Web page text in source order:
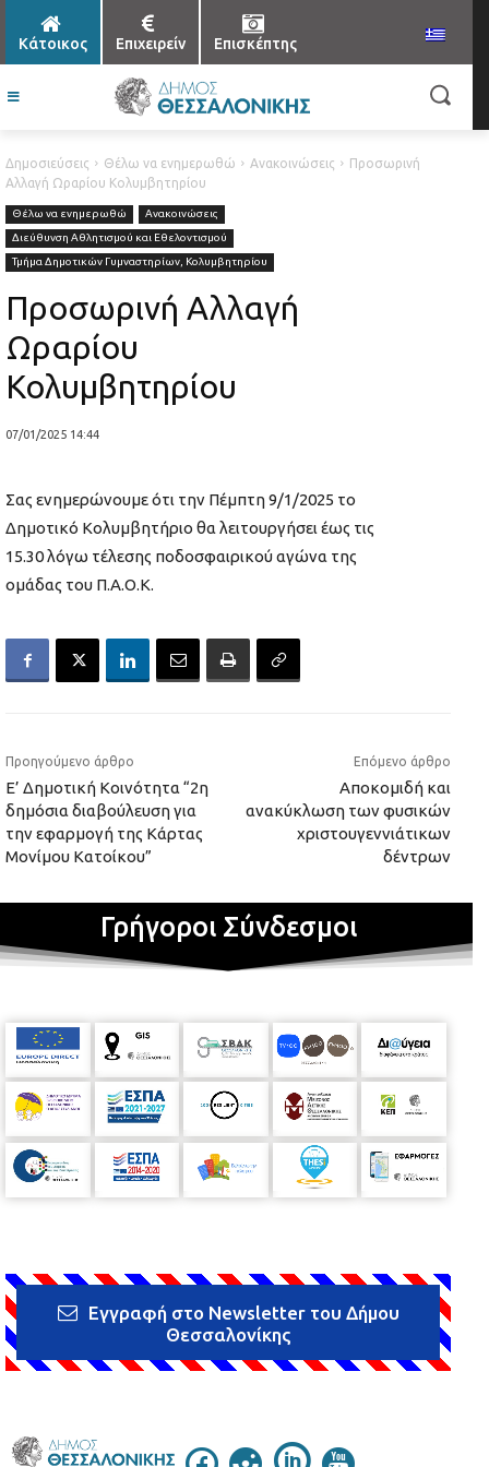
Κάτοικος Επιχειρείν Επισκέπτης
Δημοσιεύσεις Θέλω να ενημερωθώ Ανακοινώσεις
Προσωρινή
Αλλαγή Ωραρίου Κολυμβητηρίου
Θέλω να ενημερωθώ
Ανακοινώσεις
Διεύθυνση Αθλητισμού και Εθελοντισμού
Τμήμα Δημοτικών Γυμναστηρίων, Κολυμβητηρίου
Προσωρινή Αλλαγή
Ωραρίου
Κολυμβητηρίου
07/01/2025 14:44
Σας ενημερώνουμε ότι την Πέμπτη 9/1/2025 το
Δημοτικό Κολυμβητήριο θα λειτουργήσει έως τις
15.30 λόγω τέλεσης ποδοσφαιρικού αγώνα της
ομάδας του Π.Α.Ο.Κ.
Προηγούμενο άρθρο
Ε’ Δημοτική Κοινότητα “2η
δημόσια διαβούλευση για
την εφαρμογή της Κάρτας
Μονίμου Κατοίκου”
Επόμενο άρθρο
Aποκομιδή και
ανακύκλωση των φυσικών
χριστουγεννιάτικων
δέντρων
Γρήγοροι Σύνδεσμοι
Εγγραφή στο Newsletter του Δήμου
Θεσσαλονίκης